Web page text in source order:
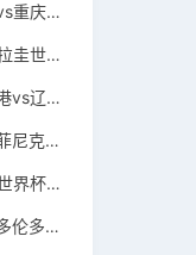
浙江队vs重庆铜梁龙直播_浙江队vs重庆铜梁龙中超直播_浙江队vs重庆铜梁龙免费在线直播
土耳其vs巴拉圭直播_土耳其vs巴拉圭世界杯直播_土耳其vs巴拉圭世界杯免费在线直播
上海海港vs辽宁铁人直播_上海海港vs辽宁铁人中超直播_上海海港vs辽宁铁人免费在线直播
菲尼克斯太阳vs芝加哥公牛直播_菲尼克斯太阳vs芝加哥公牛NBA直播_菲尼克斯太阳vs芝加哥公牛免费在线直播
摩洛哥vs海地直播_摩洛哥vs海地世界杯直播_摩洛哥vs海地世界杯免费在线直播
多伦多猛龙vs新奥尔良鹈鹕直播_多伦多猛龙vs新奥尔良鹈鹕NBA直播_多伦多猛龙vs新奥尔良鹈鹕免费在线直播